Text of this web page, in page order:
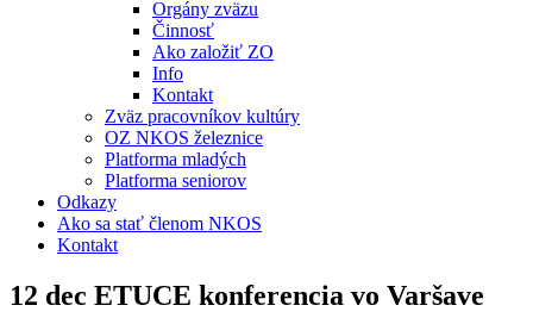
Orgány zväzu
Činnosť
Ako založiť ZO
Info
Kontakt
Zväz pracovníkov kultúry
OZ NKOS železnice
Platforma mladých
Platforma seniorov
Odkazy
Ako sa stať členom NKOS
Kontakt
12 dec ETUCE konferencia vo Varšave